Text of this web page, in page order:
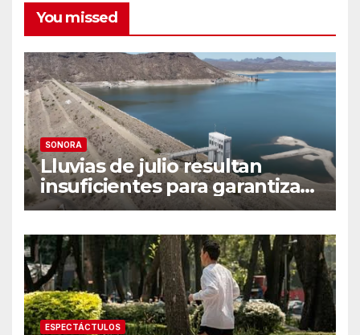
You missed
SONORA
Lluvias de julio resultan
insuficientes para garantizar
el ciclo agrícola en el Valle
ESPECTÁCTULOS